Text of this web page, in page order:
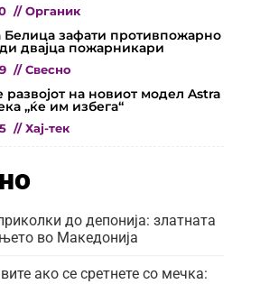
// Органик
Белица зафати противпожарно
двајца пожарникари
// Свесно
развојот на новиот модел Astra
„ќе им избега“
// Хај-тек
до депонија: златната
во Македонија
ако се сретнете со мечка: